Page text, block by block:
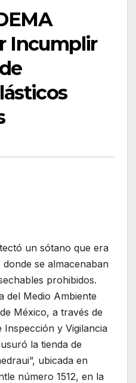
Incumplir
un sótano que era
se almacenaban
prohibidos.
del Medio Ambiente
México, a través de
Inspección y Vigilancia
la tienda de
ubicada en
número 1512, en la